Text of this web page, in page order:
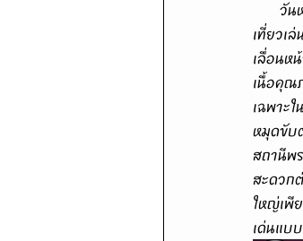
เที่ยวเ
เลื่อนห
เนื้อคุณ
เฉพาะ
หมุดขับ
สถานีพ
สะดวก
ใหญ่เพี
เด่นแบ